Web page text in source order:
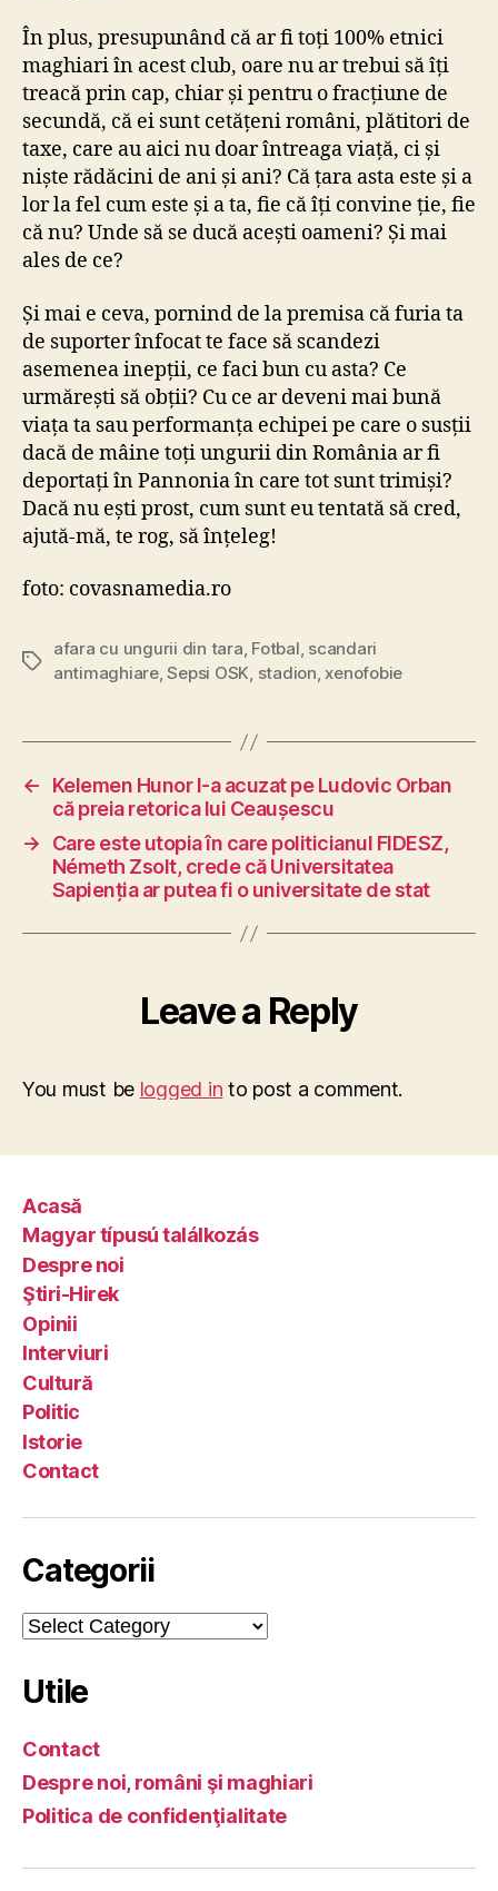
În plus, presupunând că ar fi toți 100% etnici
maghiari în acest club, oare nu ar trebui să îți
treacă prin cap, chiar și pentru o fracțiune de
secundă, că ei sunt cetățeni români, plătitori de
taxe, care au aici nu doar întreaga viață, ci și
niște rădăcini de ani și ani? Că țara asta este și a
lor la fel cum este și a ta, fie că îți convine ție, fie
că nu? Unde să se ducă acești oameni? Și mai
ales de ce?
Și mai e ceva, pornind de la premisa că furia ta
de suporter înfocat te face să scandezi
asemenea inepții, ce faci bun cu asta? Ce
urmărești să obții? Cu ce ar deveni mai bună
viața ta sau performanța echipei pe care o susții
dacă de mâine toți ungurii din România ar fi
deportați în Pannonia în care tot sunt trimiși?
Dacă nu ești prost, cum sunt eu tentată să cred,
ajută-mă, te rog, să înțeleg!
foto: covasnamedia.ro
Tags
afara cu ungurii din tara, Fotbal, scandari
antimaghiare,Sepsi OSK, stadion, xenofobie
←
Kelemen Hunor l-a acuzat pe Ludovic Orban
că preia retorica lui Ceaușescu
→
Care este utopia în care politicianul FIDESZ,
Németh Zsolt, crede că Universitatea
Sapienția ar putea fi o universitate de stat
Leave a Reply
You must be logged in to post a comment.
Acasă
Magyar típusú találkozás
Despre noi
Ştiri-Hirek
Opinii
Interviuri
Cultură
Politic
Istorie
Contact
Categorii
Categorii
Utile
Contact
Despre noi, români şi maghiari
Politica de confidenţialitate